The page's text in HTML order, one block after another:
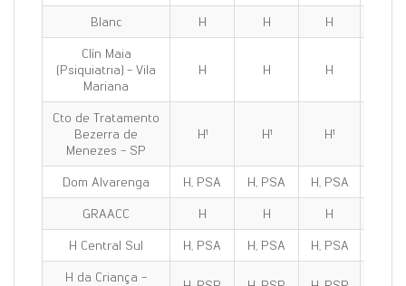
Blanc H H H
Clín Maia
(Psiquiatria) - Vila
Mariana
H H H
Cto de Tratamento
Bezerra de
Menezes - SP
H¹ H¹ H¹
Dom Alvarenga H, PSA H, PSA H, PSA
GRAACC
H H H
H Central Sul
H, PSA H, PSA H, PSA
H da Criança -